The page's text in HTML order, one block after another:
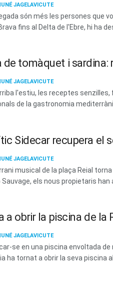
JAGELAVICUTE
són més les persones que
fins al Delta de l'Ebre, hi ha
de tomàquet i sardina:
JAGELAVICUTE
l'estiu, les receptes
de la gastronomia
Sidecar recupera el
JAGELAVICUTE
musical de la plaça Reial
Sauvage, els nous propietaris
a obrir la piscina de
JAGELAVICUTE
se en una piscina envoltada
ha tornat a obrir la seva piscina